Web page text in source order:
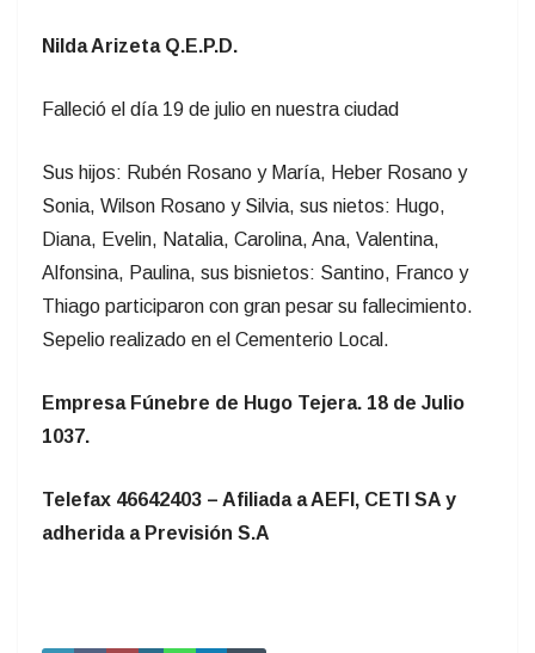
Nilda Arizeta Q.E.P.D.
Falleció el día 19 de julio en nuestra ciudad
Sus hijos: Rubén Rosano y María, Heber Rosano y
Sonia, Wilson Rosano y Silvia, sus nietos: Hugo,
Diana, Evelin, Natalia, Carolina, Ana, Valentina,
Alfonsina, Paulina, sus bisnietos: Santino, Franco y
Thiago participaron con gran pesar su fallecimiento.
Sepelio realizado en el Cementerio Local.
Empresa Fúnebre de Hugo Tejera. 18 de Julio
1037.
Telefax 46642403 – Afiliada a AEFI, CETI SA y
adherida a Previsión S.A